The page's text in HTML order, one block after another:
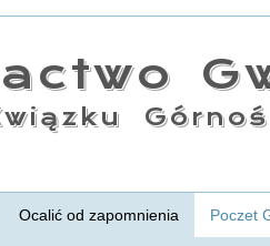
Ocalić od zapomnienia Poczet